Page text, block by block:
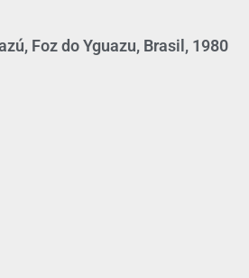
Foz do Yguazu, Brasil, 1980